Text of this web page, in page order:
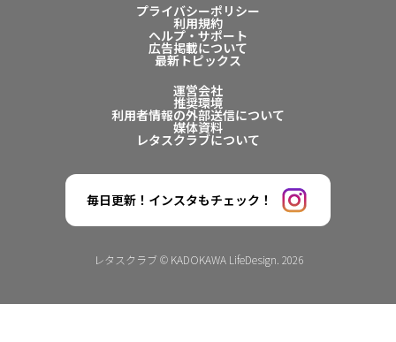
プライバシーポリシー
利用規約
ヘルプ・サポート
広告掲載について
最新トピックス
運営会社
推奨環境
利用者情報の外部送信について
媒体資料
レタスクラブについて
毎日更新！インスタもチェック！
レタスクラブ © KADOKAWA LifeDesign. 2026